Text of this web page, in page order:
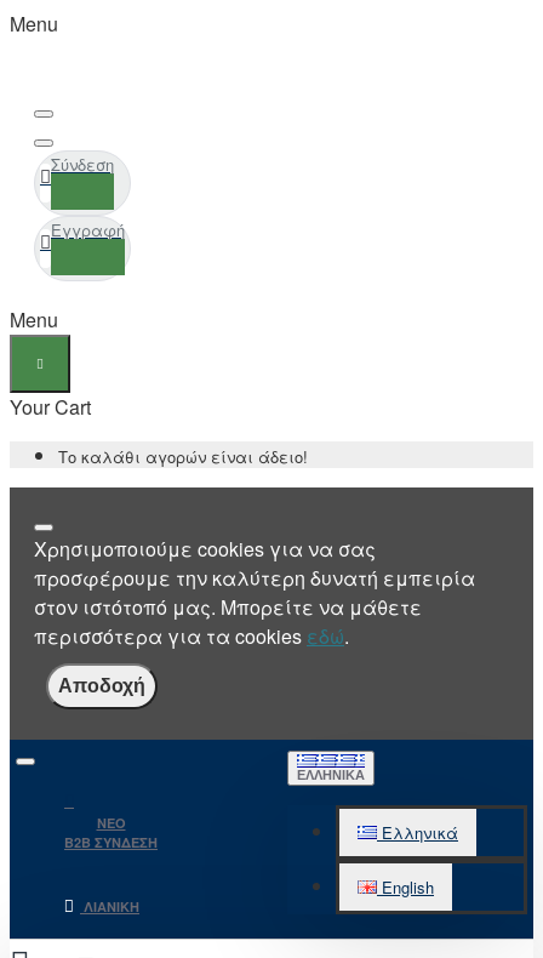
Menu
Σύνδεση
Εγγραφή
Menu
Your Cart
Το καλάθι αγορών είναι άδειο!
Χρησιμοποιούμε cookies για να σας
προσφέρουμε την καλύτερη δυνατή εμπειρία
στον ιστότοπό μας. Μπορείτε να μάθετε
περισσότερα για τα cookies εδώ.
Αποδοχή
NEO
B2B ΣΥΝΔΕΣΗ
ΛΙΑΝΙΚΉ
ΕΛΛΗΝΙΚΆ
Ελληνικά
English